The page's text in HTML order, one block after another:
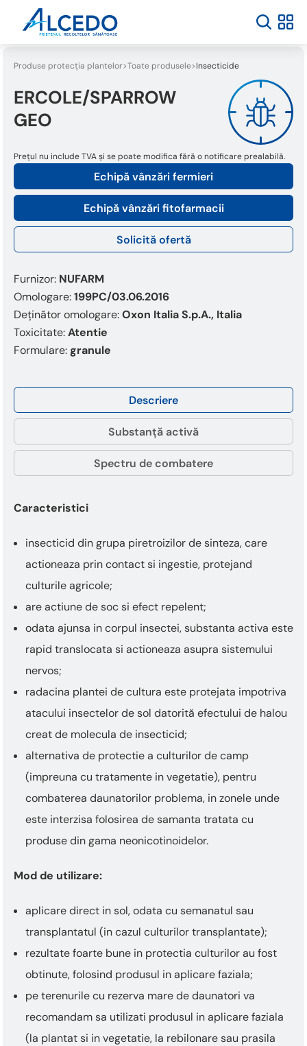
Welcome
One
screen
reader.
the
One
screen
press
This
shortcut
activates
the
help
you
navigate
and
content.
Produse protecția plantelor Toate produsele Insecticide
ERCOLE/SPARROW
GEO
Echipă vânzări fermieri
Echipă vânzări fitofarmacii
Solicită ofertă
Prețul nu include TVA și se poate modifica fără o notificare prealabilă.
Furnizor: NUFARM
Omologare:199PC/03.06.2016
Deținător omologare:Oxon Italia S.p.A., Italia
Toxicitate:Atentie
Formulare:granule
Descriere
Caracteristici
insecticid din grupa piretroizilor de sinteza, care
actioneaza prin contact si ingestie, protejand
culturile agricole;
are actiune de soc si efect repelent;
odata ajunsa in corpul insectei, substanta activa este
rapid translocata si actioneaza asupra sistemului
nervos;
radacina plantei de cultura este protejata impotriva
atacului insectelor de sol datorită efectului de halou
creat de molecula de insecticid;
alternativa de protectie a culturilor de camp
(impreuna cu tratamente in vegetatie), pentru
combaterea daunatorilor problema, in zonele unde
este interzisa folosirea de samanta tratata cu
produse din gama neonicotinoidelor.
Mod de utilizare:
aplicare direct in sol, odata cu semanatul sau
transplantatul (in cazul culturilor transplantate);
rezultate foarte bune in protectia culturilor au fost
obtinute, folosind produsul in aplicare faziala;
pe terenurile cu rezerva mare de daunatori va
recomandam sa utilizati produsul in aplicare faziala
(la plantat si in vegetatie, la rebilonare sau prasila
Substanță activă
Spectru de combatere